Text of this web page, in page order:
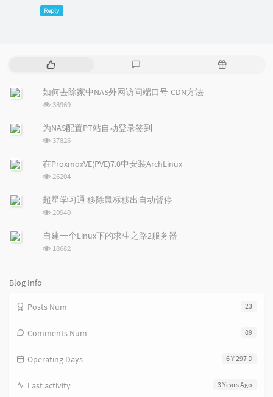
Reply
P
p
u
a
r
r
t
c
l
s
t
e
t
m
n
R
如何去除家中NAS外网访问端口号-CDN方法
浏
次
38969
为NAS配置PT站自动登录签到
浏
次
37826
在ProxmoxVE(PVE)7.0中安装ArchLinux
浏
次
26204
超星学习通 移除鼠标移出自动暂停
浏
次
数:
20940
自建一个Linux下的求生之路2服务器
浏
18682
Blog Info
23
Posts Num
89
Comments Num
6 Y 297 D
Operating Days
3 Years Ago
Last activity